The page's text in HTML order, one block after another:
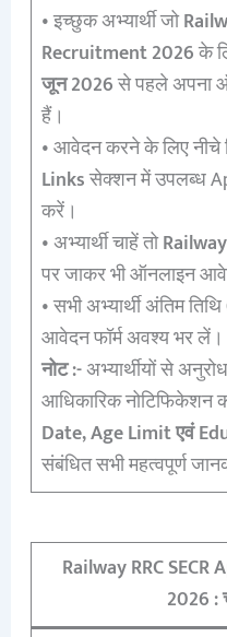
• इच्छुक अभ्यार्थी जो
Recruitment 2026के
जून 2026से पहले अपना
हैं।
• आवेदन करने के लिए नीचे
Linksसेक्शन में उपलब्ध
करें।
• अभ्यार्थी चाहें तो
पर जाकर भी ऑनलाइन
• सभी अभ्यार्थी अंतिम तिथि
आवेदन फॉर्म अवश्य भर लें।
नोट :-अभ्यार्थीयों से
आधिकारिक नोटिफिकेशन
Date, Age Limit एवं
संबंधित सभी महत्वपूर्ण
Railway RRC
2026 :